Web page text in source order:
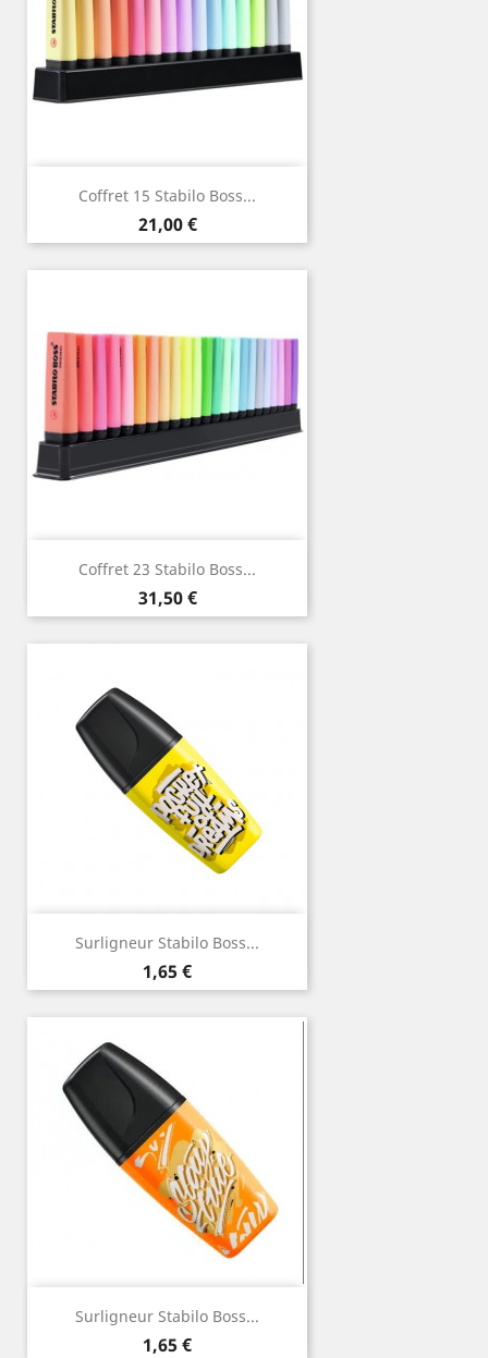
Coffret 15 Stabilo Boss...
Prix
21,00 €
Coffret 23 Stabilo Boss...
Prix
31,50 €
Surligneur Stabilo Boss...
Prix
1,65 €
Surligneur Stabilo Boss...
Prix
1,65 €